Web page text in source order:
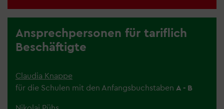
Ansprechpersonen für tariflich
Beschäftigte
Claudia Knappe
für die Schulen mit den Anfangsbuchstaben A - B